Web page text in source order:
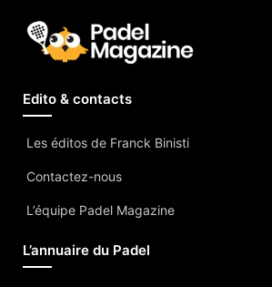
Edito & contacts
Les éditos de Franck Binisti
Contactez-nous
L’équipe Padel Magazine
L’annuaire du Padel